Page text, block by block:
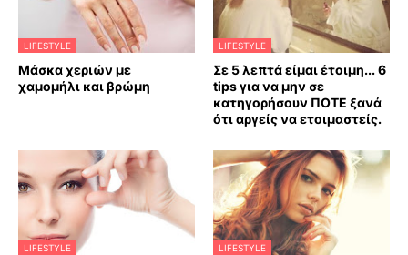
LIFESTYLE
Mάσκα χεριών με
χαμομήλι και βρώμη
LIFESTYLE
Σε 5 λεπτά είμαι έτοιμη... 6
tips για να μην σε
κατηγορήσουν ΠΟΤΕ ξανά
ότι αργείς να ετοιμαστείς.
LIFESTYLE LIFESTYLE